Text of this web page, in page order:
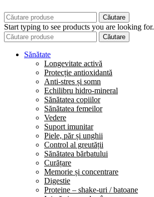
Căutare
Start typing to see products you are looking for.
Căutare
Sănătate
Longevitate activă
Protecție antioxidantă
Anti-stres și somn
Echilibru hidro-mineral
Sănătatea copiilor
Sănătatea femeilor
Vedere
Suport imunitar
Piele, păr și unghii
Control al greutății
Sănătatea bărbatului
Curățare
Memorie și concentrare
Digestie
Proteine – shake-uri / batoane